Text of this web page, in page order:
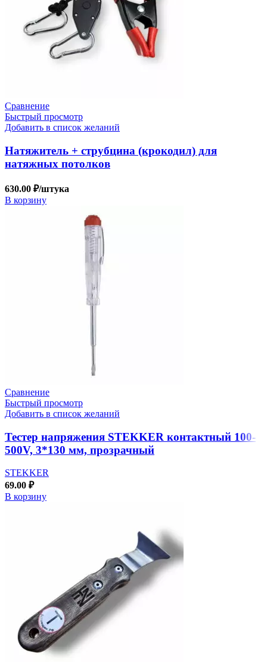
Сравнение
Быстрый просмотр
Добавить в список желаний
Натяжитель + струбцина (крокодил) для
натяжных потолков
630.00 ₽/штука
В корзину
Сравнение
Быстрый просмотр
Добавить в список желаний
Тестер напряжения STEKKER контактный 100-
500V, 3*130 мм, прозрачный
STEKKER
69.00 ₽
В корзину